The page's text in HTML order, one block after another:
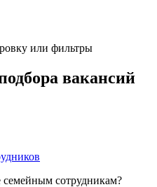
или фильтры
вакансий
семейным сотрудникам?